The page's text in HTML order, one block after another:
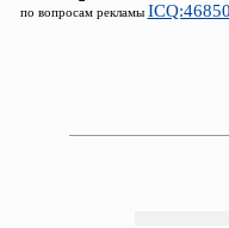
по вопросам рекламы